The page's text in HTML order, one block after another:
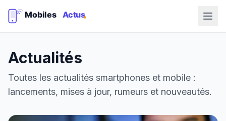
Actualités
Toutes les actualités smartphones et mobile :
lancements, mises à jour, rumeurs et nouveautés.